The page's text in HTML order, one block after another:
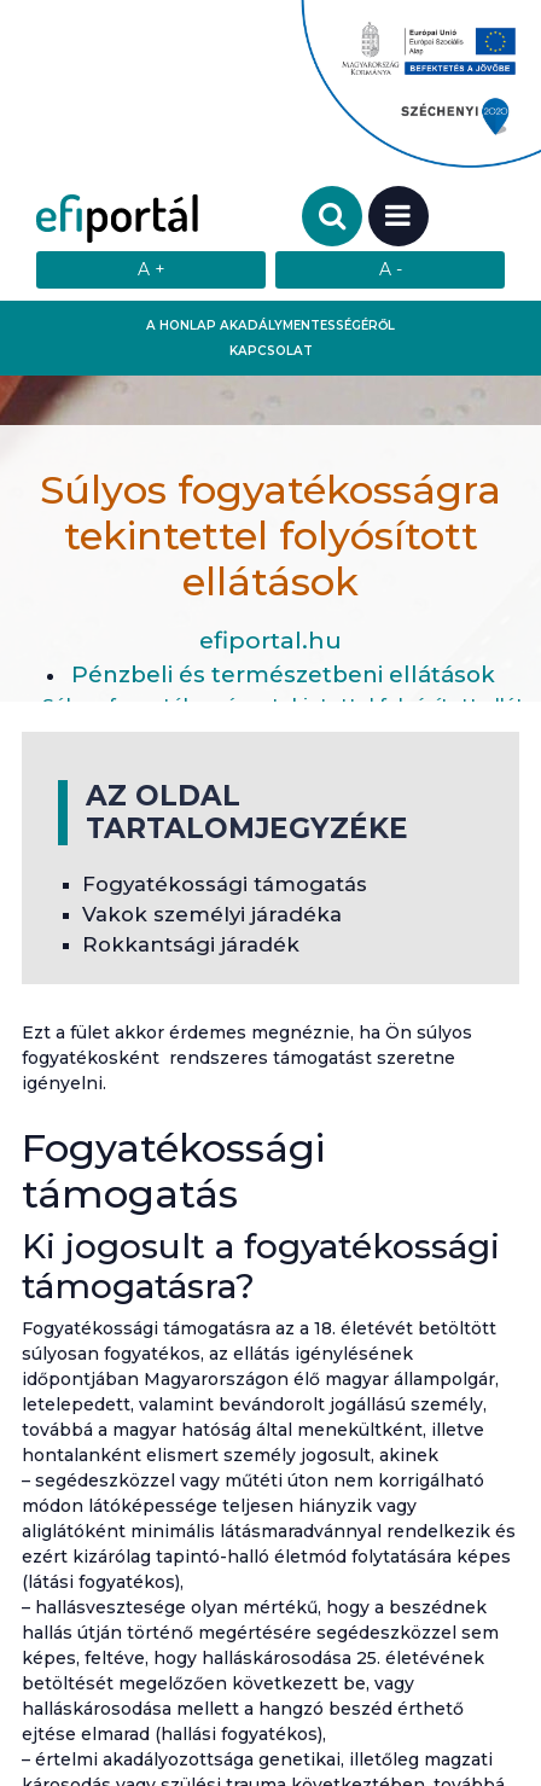
A HONLAP AKADÁLYMENTESSÉGÉRŐL
KAPCSOLAT
Keresendő szó:
MENÜ
Súlyos fogyatékosságra
tekintettel folyósított
ellátások
efiportal.hu
Pénzbeli és természetbeni ellátások
Súlyos fogyatékosságra tekintettel folyósított
AZ OLDAL
TARTALOMJEGYZÉKE
Fogyatékossági támogatás
Vakok személyi járadéka
Rokkantsági járadék
Ezt a fület akkor érdemes megnéznie, ha Ön súlyos
fogyatékosként rendszeres támogatást szeretne
igényelni.
Fogyatékossági
támogatás
Ki jogosult a fogyatékossági
támogatásra?
Fogyatékossági támogatásra az a 18. életévét betöltött
súlyosan fogyatékos, az ellátás igénylésének
időpontjában Magyarországon élő magyar állampolgár,
letelepedett, valamint bevándorolt jogállású személy,
továbbá a magyar hatóság által menekültként, illetve
hontalanként elismert személy jogosult, akinek
– segédeszközzel vagy műtéti úton nem korrigálható
módon látóképessége teljesen hiányzik vagy
aliglátóként minimális látásmaradvánnyal rendelkezik és
ezért kizárólag tapintó-halló életmód folytatására képes
(látási fogyatékos),
– hallásvesztesége olyan mértékű, hogy a beszédnek
hallás útján történő megértésére segédeszközzel sem
képes, feltéve, hogy halláskárosodása 25. életévének
betöltését megelőzően következett be, vagy
halláskárosodása mellett a hangzó beszéd érthető
ejtése elmarad (hallási fogyatékos),
– értelmi akadályozottsága genetikai, illetőleg magzati